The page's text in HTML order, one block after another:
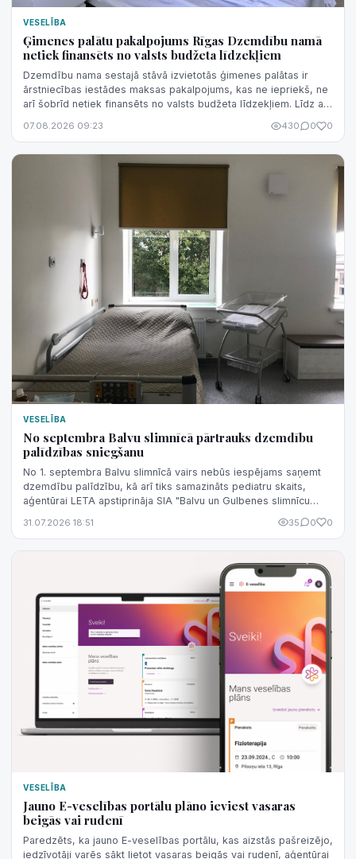
VESELĪBA
Ģimenes palātu pakalpojums Rīgas Dzemdību namā
netiek finansēts no valsts budžeta līdzekļiem
Dzemdību nama sestajā stāvā izvietotās ģimenes palātas ir
ārstniecības iestādes maksas pakalpojums, kas ne iepriekš, ne
arī šobrīd netiek finansēts no valsts budžeta līdzekļiem. Līdz ar
izmaiņām.
07.08.2026 09:23 430 0 0
VESELĪBA
No septembra Balvu slimnīcā pārtrauks dzemdību
palīdzības sniegšanu
No 1. septembra Balvu slimnīcā vairs nebūs iespējams saņemt
dzemdību palīdzību, kā arī tiks samazināts pediatru skaits,
aģentūrai LETA apstiprināja SIA "Balvu un Gulbenes slimnīcu
31.07.2026 18:51 35 0 0
VESELĪBA
Jauno E-veselības portālu plāno ieviest vasaras
beigās vai rudenī
Paredzēts, ka jauno E-veselības portālu, kas aizstās pašreizējo,
iedzīvotāji varēs sākt lietot vasaras beigās vai rudenī, aģentūrai